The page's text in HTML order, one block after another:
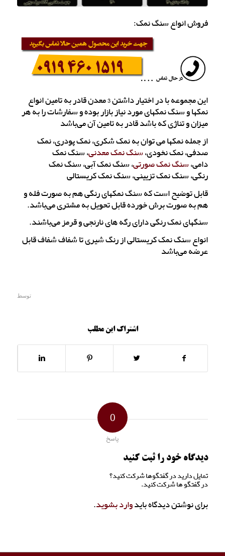
فروش انواع سنگ نمک:
این مجموعه با در اختیار داشتن 3 معدن قادر به تامین انواع
نمکها و سنگ نمکهای مورد نیاز بازار بوده و سفارشات را به هر
میزان و تناژی که باشد قادر به تامین آن می‌باشد
از جمله نمکها می توان به نمک شکری، نمک پودری، نمک
صدفی، نمک نخودی،سنگ نمک معدنی، سنگ نمک
دامی،سنگ نمک صورتی، سنگ نمک آبی، سنگ نمک
رنگی، سنگ نمک تزیینی، سنگ نمک کریستالی
قابل توضیح است که سنگ نمکهای رنگی هم به صورت فله و
هم به صورت برش خورده قابل تحویل به مشتری می‌باشد.
سنگهای نمک رنگی دارای رگه های نارنجی و قرمز می‌باشند.
انواع سنگ نمک کریستالی از رنگ شیری تا شفاف شفاف قابل
عرضه می‌باشد
توسط
اشتراک این مطلب
0
پاسخ
دیدگاه خود را ثبت کنید
تمایل دارید در گفتگوها شرکت کنید؟
در گفتگو ها شرکت کنید.
برای نوشتن دیدگاه بایدوارد بشوید.